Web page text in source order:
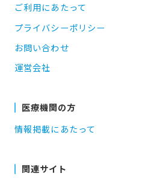
ご利用にあたって
プライバシーポリシー
お問い合わせ
運営会社
医療機関の方
情報掲載にあたって
関連サイト